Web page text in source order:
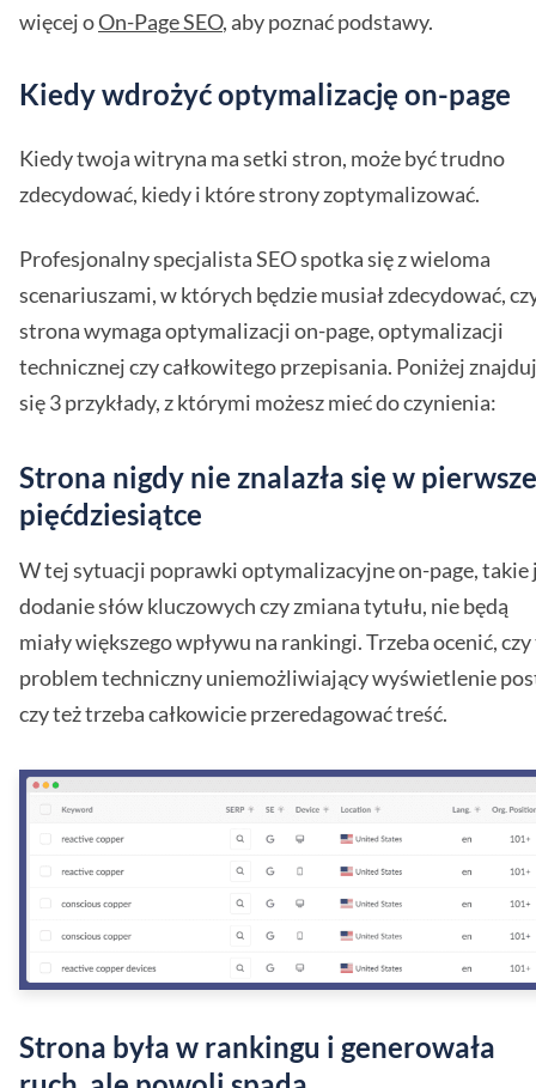
więcej oOn-Page SEO, aby poznać podstawy.
Kiedy wdrożyć optymalizację on-page
Kiedy twoja witryna ma setki stron, może być trudno
zdecydować, kiedy i które strony zoptymalizować.
Profesjonalny specjalista SEO spotka się z wieloma
scenariuszami, w których będzie musiał zdecydować,
strona wymaga optymalizacji on-page, optymalizacji
technicznej czy całkowitego przepisania. Poniżej
się 3 przykłady, z którymi możesz mieć do czynienia:
Strona nigdy nie znalazła się w
pięćdziesiątce
W tej sytuacji poprawki optymalizacyjne on-page, takie
dodanie słów kluczowych czy zmiana tytułu, nie będą
miały większego wpływu na rankingi. Trzeba ocenić,
problem techniczny uniemożliwiający wyświetlenie
czy też trzeba całkowicie przeredagować treść.
Strona była w rankingu i generowała